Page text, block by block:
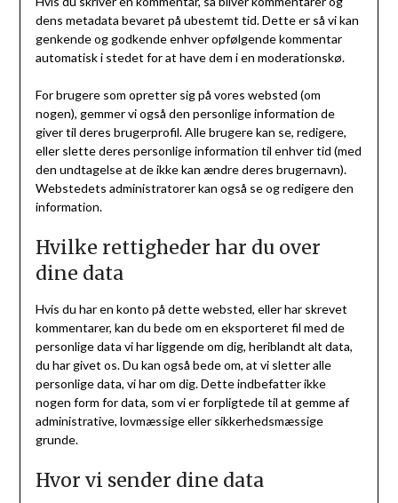
dens metadata bevaret på ubestemt tid. Dette er så vi kan
genkende og godkende enhver opfølgende kommentar
automatisk i stedet for at have dem i en moderationskø.
For brugere som opretter sig på vores websted (om
nogen), gemmer vi også den personlige information de
giver til deres brugerprofil. Alle brugere kan se, redigere,
eller slette deres personlige information til enhver tid (med
den undtagelse at de ikke kan ændre deres brugernavn).
Webstedets administratorer kan også se og redigere den
information.
Hvilke rettigheder har du over
dine data
Hvis du har en konto på dette websted, eller har skrevet
kommentarer, kan du bede om en eksporteret fil med de
personlige data vi har liggende om dig, heriblandt alt data,
du har givet os. Du kan også bede om, at vi sletter alle
personlige data, vi har om dig. Dette indbefatter ikke
nogen form for data, som vi er forpligtede til at gemme af
administrative, lovmæssige eller sikkerhedsmæssige
grunde.
Hvor vi sender dine data